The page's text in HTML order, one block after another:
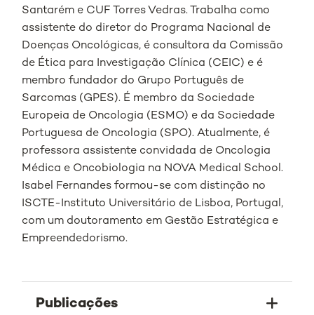
Santarém e CUF Torres Vedras. Trabalha como
assistente do diretor do Programa Nacional de
Doenças Oncológicas, é consultora da Comissão
de Ética para Investigação Clínica (CEIC) e é
membro fundador do Grupo Português de
Sarcomas (GPES). É membro da Sociedade
Europeia de Oncologia (ESMO) e da Sociedade
Portuguesa de Oncologia (SPO). Atualmente, é
professora assistente convidada de Oncologia
Médica e Oncobiologia na NOVA Medical School.
Isabel Fernandes formou-se com distinção no
ISCTE-Instituto Universitário de Lisboa, Portugal,
com um doutoramento em Gestão Estratégica e
Empreendedorismo.
Publicações